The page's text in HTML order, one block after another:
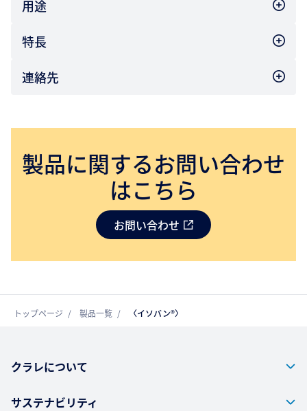
用途
特長
連絡先
製品に関するお問い合わせ
はこちら
お問い合わせ
トップページ 製品一覧 〈イソバン®〉
クラレについて
サステナビリティ